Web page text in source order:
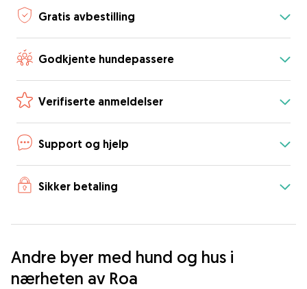
Gratis avbestilling
Godkjente hundepassere
Verifiserte anmeldelser
Support og hjelp
Sikker betaling
Andre byer med hund og hus i
nærheten av Roa